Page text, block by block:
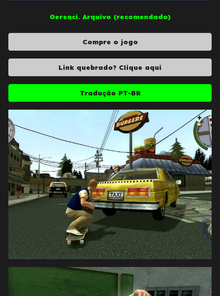
Gerenci. Arquivo (recomendado)
Compre o jogo
Link quebrado? Clique aqui
Tradução PT-BR